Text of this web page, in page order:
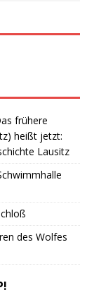
frühere
heißt jetzt:
Lausitz
des Wolfes